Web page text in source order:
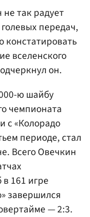
так радует
передач,
вселенского
он.
ю шайбу
чемпионата
с «Колорадо
периоде, стал
Всего Овечкин
161 игре
завершился
— 2:3.